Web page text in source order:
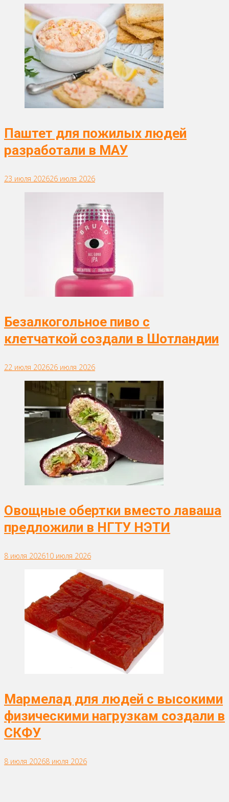
Паштет для пожилых людей
разработали в МАУ
23 июля 202626 июля 2026
Безалкогольное пиво с
клетчаткой создали в Шотландии
22 июля 202626 июля 2026
Овощные обертки вместо лаваша
предложили в НГТУ НЭТИ
8 июля 202610 июля 2026
Мармелад для людей с высокими
физическими нагрузкам создали в
СКФУ
8 июля 20268 июля 2026